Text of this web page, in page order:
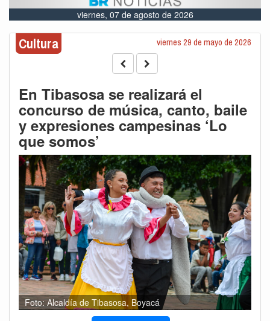
viernes, 07 de agosto de 2026
Cultura viernes 29 de mayo de 2026
En Tibasosa se realizará el
concurso de música, canto, baile
y expresiones campesinas ‘Lo
que somos’
Foto: Alcaldía de Tibasosa, Boyacá